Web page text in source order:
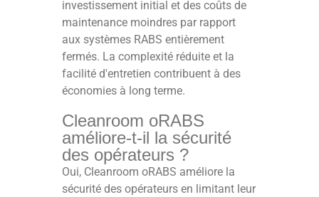
investissement initial et des coûts de
maintenance moindres par rapport
aux systèmes RABS entièrement
fermés. La complexité réduite et la
facilité d'entretien contribuent à des
économies à long terme.
Cleanroom oRABS
améliore-t-il la sécurité
des opérateurs ?
Oui, Cleanroom oRABS améliore la
sécurité des opérateurs en limitant leur